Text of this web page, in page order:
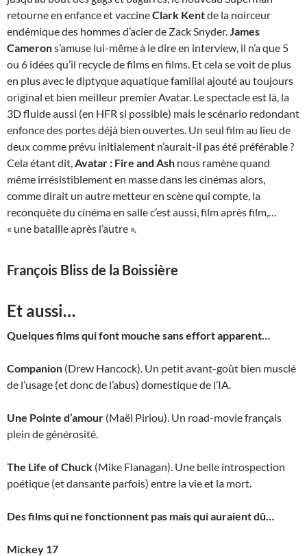
retourne en enfance et vaccineClark Kentde la noirceur
endémique des hommes d’acier de Zack Snyder.James
Camerons’amuse lui-même à le dire en interview, il n’a que 5
ou 6 idées qu’il recycle de films en films. Et cela se voit de plus
en plus avec le diptyque aquatique familial ajouté au toujours
original et bien meilleur premier Avatar. Le spectacle est là, la
3D fluide aussi (en HFR si possible) mais le scénario redondant
enfonce des portes déjà bien ouvertes. Un seul film au lieu de
deux comme prévu initialement n’aurait-il pas été préférable ?
Cela étant dit,Avatar : Fire and Ash nous ramène quand
même irrésistiblement en masse dans les cinémas alors,
comme dirait un autre metteur en scène qui compte, la
reconquête du cinéma en salle c’est aussi, film après film,…
« une bataille après l’autre ».
François Bliss de la Boissière
Et aussi…
Quelques films qui font mouche sans effort apparent…
Companion (Drew Hancock). Un petit avant-goût bien musclé
de l’usage (et donc de l’abus) domestique de l’IA.
Une Pointe d’amour (Maël Piriou). Un road-movie français
plein de générosité.
The Life of Chuck (Mike Flanagan). Une belle introspection
poétique (et dansante parfois) entre la vie et la mort.
Des films qui ne fonctionnent pas mais qui auraient dû…
Mickey 17